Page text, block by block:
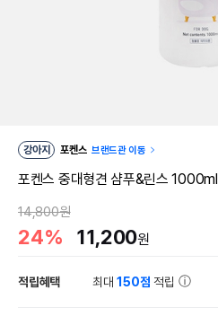
강아지 포켄스 브랜드관 이동
포켄스 중대형견 샴푸&린스 1000ml
14,800원
24% 11,200원
적립혜택 최대150점 적립